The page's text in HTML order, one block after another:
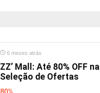
6 meses atrás
ZZ’ Mall: Até 80% OFF na
Seleção de Ofertas